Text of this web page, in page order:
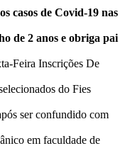
casos de Covid-19 nas
de 2 anos e obriga pai
Feira Inscrições De
do Fies
ser confundido com
em faculdade de